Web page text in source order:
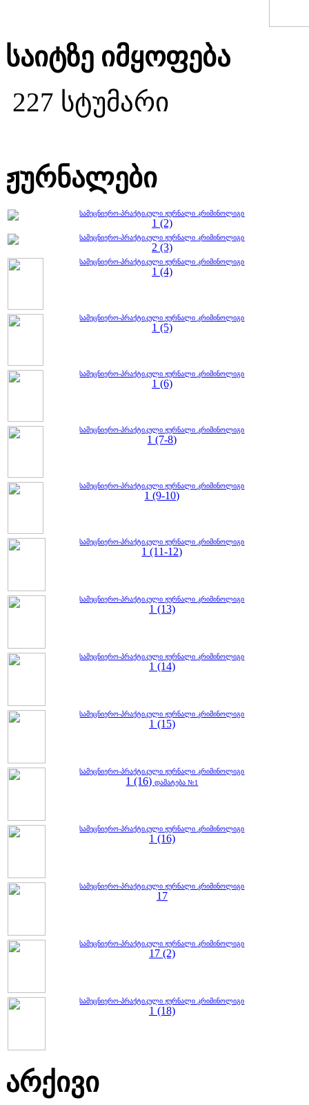
საიტზე იმყოფება
227 სტუმარი
ჟურნალები
სამეცნიერო-პრაქტიკული ჟურნალი კრიმინოლიგი
1 (2)
სამეცნიერო-პრაქტიკული ჟურნალი კრიმინოლიგი
2 (3)
სამეცნიერო-პრაქტიკული ჟურნალი კრიმინოლიგი
1 (4)
სამეცნიერო-პრაქტიკული ჟურნალი კრიმინოლიგი
1 (5)
სამეცნიერო-პრაქტიკული ჟურნალი კრიმინოლიგი
1 (6)
სამეცნიერო-პრაქტიკული ჟურნალი კრიმინოლიგი
1 (7-8)
სამეცნიერო-პრაქტიკული ჟურნალი კრიმინოლიგი
1 (9-10)
სამეცნიერო-პრაქტიკული ჟურნალი კრიმინოლიგი
1 (11-12)
სამეცნიერო-პრაქტიკული ჟურნალი კრიმინოლიგი
1 (13)
სამეცნიერო-პრაქტიკული ჟურნალი კრიმინოლიგი
1 (14)
სამეცნიერო-პრაქტიკული ჟურნალი კრიმინოლიგი
1 (15)
სამეცნიერო-პრაქტიკული ჟურნალი კრიმინოლიგი
1 (16)დამატება №1
სამეცნიერო-პრაქტიკული ჟურნალი კრიმინოლიგი
1 (16)
სამეცნიერო-პრაქტიკული ჟურნალი კრიმინოლიგი
17
სამეცნიერო-პრაქტიკული ჟურნალი კრიმინოლიგი
17 (2)
სამეცნიერო-პრაქტიკული ჟურნალი კრიმინოლიგი
1 (18)
არქივი